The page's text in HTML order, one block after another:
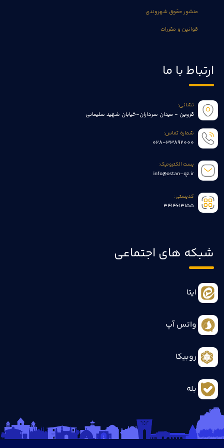
منشور حقوق شهروندی
قوانین و مقررات
ارتباط با ما
نشانی:
قزوین - میدان سرداران-خیابان شهید سلیمانی
شماره تماس:
028-33892000
پست الکترونیک:
info@ostan-qz.ir
کدپستی:
3414613155
شبکه های اجتماعی
ایتا
واتس آپ
روبیکا
بله